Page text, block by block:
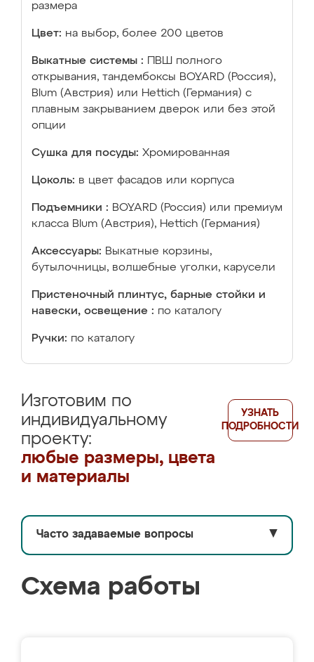
размера
Цвет: на выбор, более 200 цветов
Выкатные системы :
ПВШ полного
открывания, тандембоксы BOYARD (Россия),
Blum (Австрия) или Hettich (Германия) с
плавным закрыванием дверок или без этой
опции
Сушка для посуды: Хромированная
Цоколь: в цвет фасадов или корпуса
Подъемники : BOYARD (Россия) или премиум
класса Blum (Австрия), Hettich (Германия)
Аксессуары: Выкатные корзины,
бутылочницы, волшебные уголки, карусели
Пристеночный плинтус, барные стойки и
навески, освещение : по каталогу
Ручки: по каталогу
Изготовим по
индивидуальному
проекту:
любые размеры, цвета
и материалы
УЗНАТЬ
ПОДРОБНОСТИ
Часто задаваемые вопросы ▼
Схема работы